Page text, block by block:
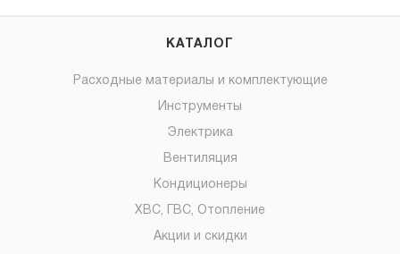
КАТАЛОГ
Расходные материалы и комплектующие
Инструменты
Электрика
Вентиляция
Кондиционеры
ХВС, ГВС, Отопление
Акции и скидки